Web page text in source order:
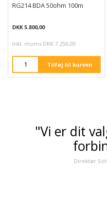
RG214 BDA 50ohm 100m
DKK 5.800,00
Inkl. moms DKK 7.250,00
Tilføj til kurven
"Vi er dit
Direktør